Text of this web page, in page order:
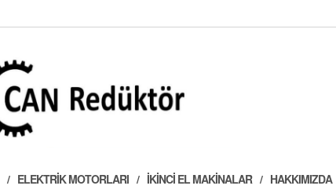
ELEKTRIK MOTORLARI İKINCI EL MAKINALAR HAKKIMIZDA